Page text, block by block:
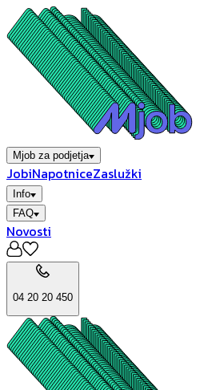
Mjob za podjetja
JobiNapotniceZaslužki
Info
FAQ
Novosti
04 20 20 450